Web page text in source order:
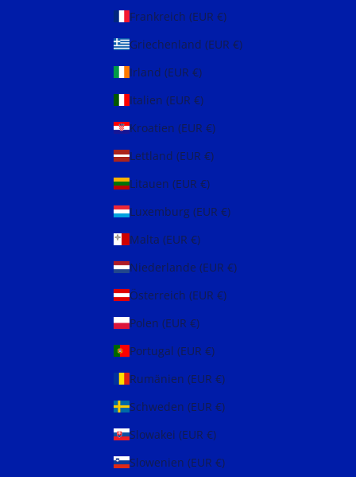
Frankreich (EUR €)
Griechenland (EUR €)
Irland (EUR €)
Italien (EUR €)
Kroatien (EUR €)
Lettland (EUR €)
Litauen (EUR €)
Luxemburg (EUR €)
Malta (EUR €)
Niederlande (EUR €)
Österreich (EUR €)
Polen (EUR €)
Portugal (EUR €)
Rumänien (EUR €)
Schweden (EUR €)
Slowakei (EUR €)
Slowenien (EUR €)